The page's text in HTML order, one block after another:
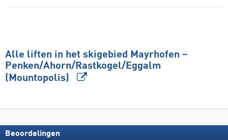
Alle liften in het skigebied Mayrhofen –
Penken/​Ahorn/​Rastkogel/​Eggalm
(Mountopolis)
Beoordelingen